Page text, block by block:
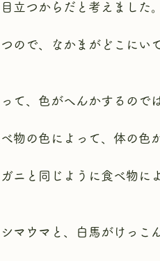
立つからだと考えました。
ので、なかまがどこにい
て、色がへんかするので
物の色によって、体の色
ニと同じように食べ物に
マウマと、白馬がけっこ